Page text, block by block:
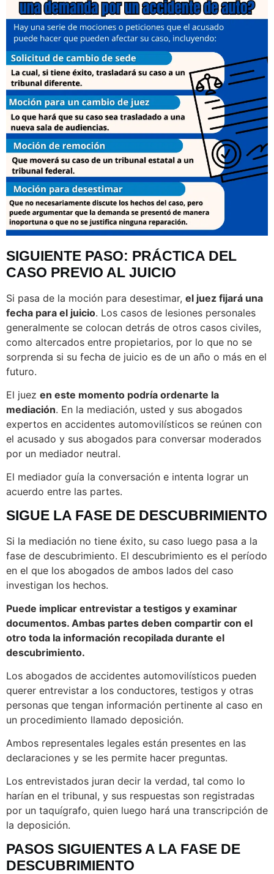
SIGUIENTE PASO: PRÁCTICA DEL
CASO PREVIO AL JUICIO
Si pasa de la moción para desestimar, el juez fijará una
fecha para el juicio. Los casos de lesiones personales
generalmente se colocan detrás de otros casos civiles,
como altercados entre propietarios, por lo que no se
sorprenda si su fecha de juicio es de un año o más en el
futuro.
El juez en este momento podría ordenarte la
mediación. En la mediación, usted y sus abogados
expertos en accidentes automovilísticos se reúnen con
el acusado y sus abogados para conversar moderados
por un mediador neutral.
El mediador guía la conversación e intenta lograr un
acuerdo entre las partes.
SIGUE LA FASE DE DESCUBRIMIENTO
Si la mediación no tiene éxito, su caso luego pasa a la
fase de descubrimiento. El descubrimiento es el período
en el que los abogados de ambos lados del caso
investigan los hechos.
Puede implicar entrevistar a testigos y examinar
documentos. Ambas partes deben compartir con el
otro toda la información recopilada durante el
descubrimiento.
Los abogados de accidentes automovilísticos pueden
querer entrevistar a los conductores, testigos y otras
personas que tengan información pertinente al caso en
un procedimiento llamado deposición.
Ambos representales legales están presentes en las
declaraciones y se les permite hacer preguntas.
Los entrevistados juran decir la verdad, tal como lo
harían en el tribunal, y sus respuestas son registradas
por un taquígrafo, quien luego hará una transcripción de
la deposición.
PASOS SIGUIENTES A LA FASE DE
DESCUBRIMIENTO